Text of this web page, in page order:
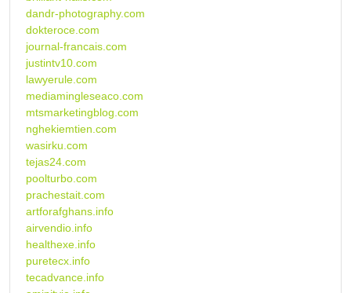
dandr-photography.com
dokteroce.com
journal-francais.com
justintv10.com
lawyerule.com
mediamingleseaco.com
mtsmarketingblog.com
nghekiemtien.com
wasirku.com
tejas24.com
poolturbo.com
prachestait.com
artforafghans.info
airvendio.info
healthexe.info
puretecx.info
tecadvance.info